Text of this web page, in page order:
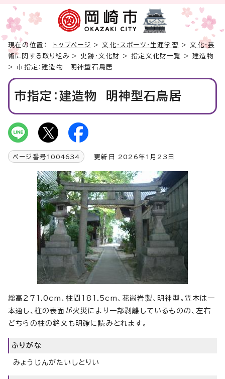
現在の位置： トップページ >文化・スポーツ・生涯学習 >文化・芸
術に関する取り組み> 史跡・文化財 >指定文化財一覧 >建造物
> 市指定：建造物 明神型石鳥居
市指定：建造物 明神型石鳥居
ページ番号 1004634 更新日 2026年1月23日
総高271.0cm、柱間181.5cm、花崗岩製、明神型。笠木は一
本通し、柱の表面が火災により一部剥離しているものの、左右
どちらの柱の銘文も明確に読みとれます。
ふりがな
みょうじんがたいしとりい